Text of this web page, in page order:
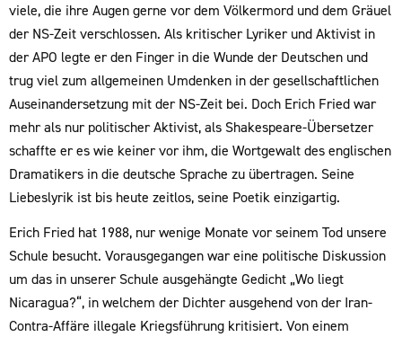
viele, die ihre Augen gerne vor dem Völkermord und dem Gräuel
der NS-Zeit verschlossen. Als kritischer Lyriker und Aktivist in
der APO legte er den Finger in die Wunde der Deutschen und
trug viel zum allgemeinen Umdenken in der gesellschaftlichen
Auseinandersetzung mit der NS-Zeit bei. Doch Erich Fried war
mehr als nur politischer Aktivist, als Shakespeare-Übersetzer
schaffte er es wie keiner vor ihm, die Wortgewalt des englischen
Dramatikers in die deutsche Sprache zu übertragen. Seine
Liebeslyrik ist bis heute zeitlos, seine Poetik einzigartig.
Erich Fried hat 1988, nur wenige Monate vor seinem Tod unsere
Schule besucht. Vorausgegangen war eine politische Diskussion
um das in unserer Schule ausgehängte Gedicht „Wo liegt
Nicaragua?“, in welchem der Dichter ausgehend von der Iran-
Contra-Affäre illegale Kriegsführung kritisiert. Von einem